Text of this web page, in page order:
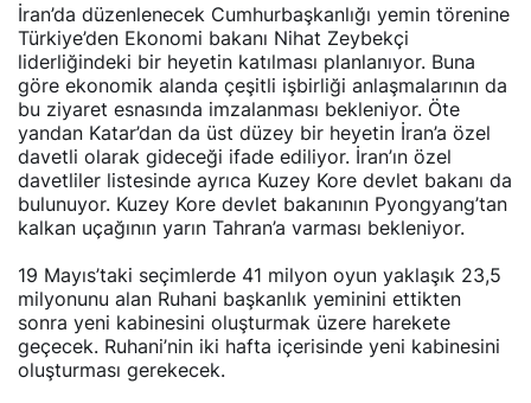
İran’da düzenlenecek Cumhurbaşkanlığı yemin törenine
Türkiye’den Ekonomi bakanı Nihat Zeybekçi
liderliğindeki bir heyetin katılması planlanıyor. Buna
göre ekonomik alanda çeşitli işbirliği anlaşmalarının da
bu ziyaret esnasında imzalanması bekleniyor. Öte
yandan Katar’dan da üst düzey bir heyetin İran’a özel
davetli olarak gideceği ifade ediliyor. İran’ın özel
davetliler listesinde ayrıca Kuzey Kore devlet bakanı da
bulunuyor. Kuzey Kore devlet bakanının Pyongyang’tan
kalkan uçağının yarın Tahran’a varması bekleniyor.
19 Mayıs’taki seçimlerde 41 milyon oyun yaklaşık 23,5
milyonunu alan Ruhani başkanlık yeminini ettikten
sonra yeni kabinesini oluşturmak üzere harekete
geçecek. Ruhani’nin iki hafta içerisinde yeni kabinesini
oluşturması gerekecek.